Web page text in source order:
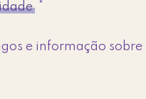
*
e informação